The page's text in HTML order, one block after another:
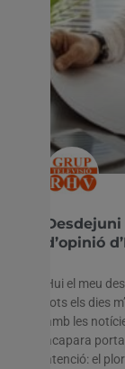
d’opinió
Hui el meu
tots els dies
amb les
acapara
atenció: el